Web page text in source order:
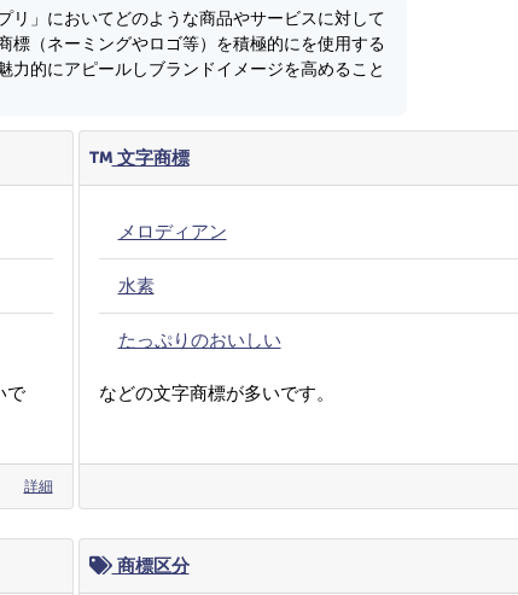
リ」においてどのような商品やサービスに対して
標（ネーミングやロゴ等）を積極的にを使用する
力的にアピールしブランドイメージを高めること
で
詳細
文字商標
メロディアン
水素
たっぷりのおいしい
などの文字商標が多いです。
商標区分